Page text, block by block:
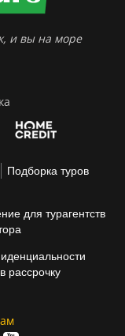
и вы на море
Подборка туров
для турагентств
рассрочку